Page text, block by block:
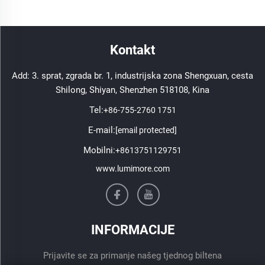
Kontakt
Add: 3. sprat, zgrada br. 1, industrijska zona Shengxuan, cesta
Shilong, Shiyan, Shenzhen 518108, Kina
Tel:+86-755-2760 1751
E-mail:[email protected]
Mobilni:+8613751129751
www.lumimore.com
INFORMACIJE
Prijavite se za primanje našeg tjednog biltena